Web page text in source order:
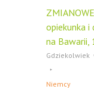
opiekunka
na Bawarii,
Gdziekolwiek
Niemcy